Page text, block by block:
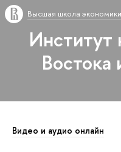
Высшая школа экономики
Институт
Востока
Видео и аудио онлайн